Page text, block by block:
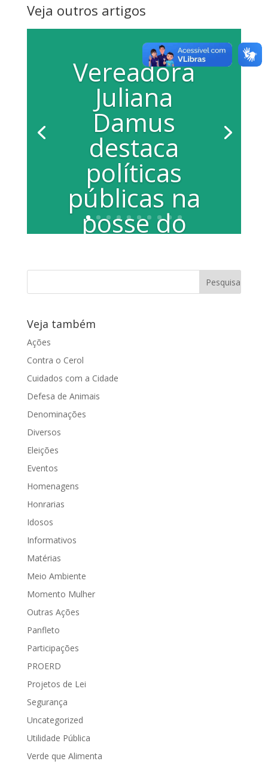
Veja outros artigos
Vereadora
Juliana
Damus
destaca
políticas
públicas na
posse do
Proteção a
Fauna
Por Wagner Luiz Na tarde desta sexta-
Veja também
Ações
Contra o Cerol
Cuidados com a Cidade
Defesa de Animais
Denominações
Diversos
Eleições
Eventos
Homenagens
Honrarias
Idosos
Informativos
Matérias
Meio Ambiente
Momento Mulher
Outras Ações
Panfleto
Participações
PROERD
Projetos de Lei
Segurança
Uncategorized
Utilidade Pública
Verde que Alimenta